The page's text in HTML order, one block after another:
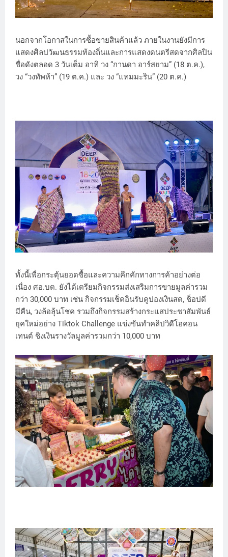
นอกจากโอกาสในการซื้อขายสินค้าแล้ว ภายในงานยังมีการ
แสดงศิลปวัฒนธรรมท้องถิ่นและการแสดงดนตรีสดจากศิลปิน
ชื่อดังตลอด 3 วันเต็ม อาทิ วง “กานดา อาร์สยาม” (18 ต.ค.),
วง “วงทัพห้า” (19 ต.ค.) และ วง “แทมมะริน” (20 ต.ค.)
ทั้งนี้เพื่อกระตุ้นยอดซื้อและความคึกคักทางการค้าอย่างต่อ
เนื่อง ศอ.บต. ยังได้เตรียมกิจกรรมส่งเสริมการขายมูลค่ารวม
กว่า 30,000 บาท เช่น กิจกรรมเช็คอินรับคูปองเงินสด, ช็อปดี
มีคืน, วงล้อลุ้นโชค รวมถึงกิจกรรมสร้างกระแสประชาสัมพันธ์
ยุคใหม่อย่าง Tiktok Challenge แข่งขันทำคลิปวิดีโอคอน
เทนต์ ชิงเงินรางวัลมูลค่ารวมกว่า 10,000 บาท